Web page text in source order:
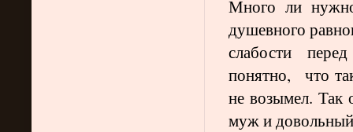
Много ли
душевного
слабости
понятно, что
не возымел.
муж и